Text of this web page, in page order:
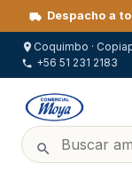
Despacho a
Coquimbo ·
+56 51 231 2183